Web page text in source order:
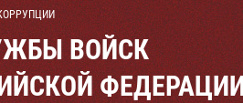
ВОЙСК